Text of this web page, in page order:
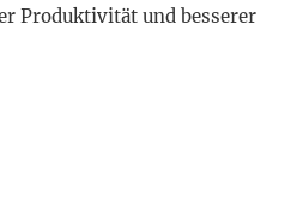
Produktivität und besserer